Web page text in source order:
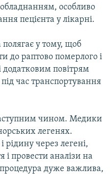
особливо
пецієнта у лікарні.
у тому, щоб
до раптово померлого і
повітрям
час транспортування
чином. Медики
легенях.
через легені,
провести аналізи на
дуже важлива,